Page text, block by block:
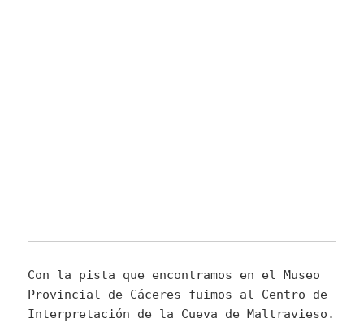
Con la pista que encontramos en el Museo
Provincial de Cáceres fuimos al Centro de
Interpretación de la Cueva de Maltravieso.